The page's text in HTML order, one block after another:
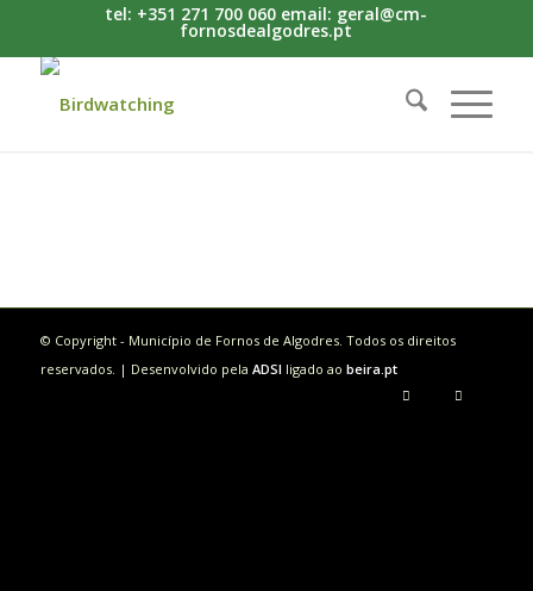
tel: +351 271 700 060 email: geral@cm-
fornosdealgodres.pt
© Copyright - Município de Fornos de Algodres. Todos os direitos
reservados. | Desenvolvido pela ADSI ligado ao beira.pt